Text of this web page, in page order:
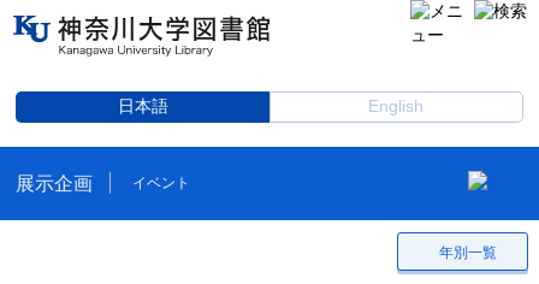
日本語 English
展示企画 イベント
年別一覧